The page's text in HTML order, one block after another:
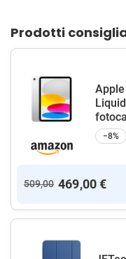
Prodotti
−8%
509,00 469,00 €